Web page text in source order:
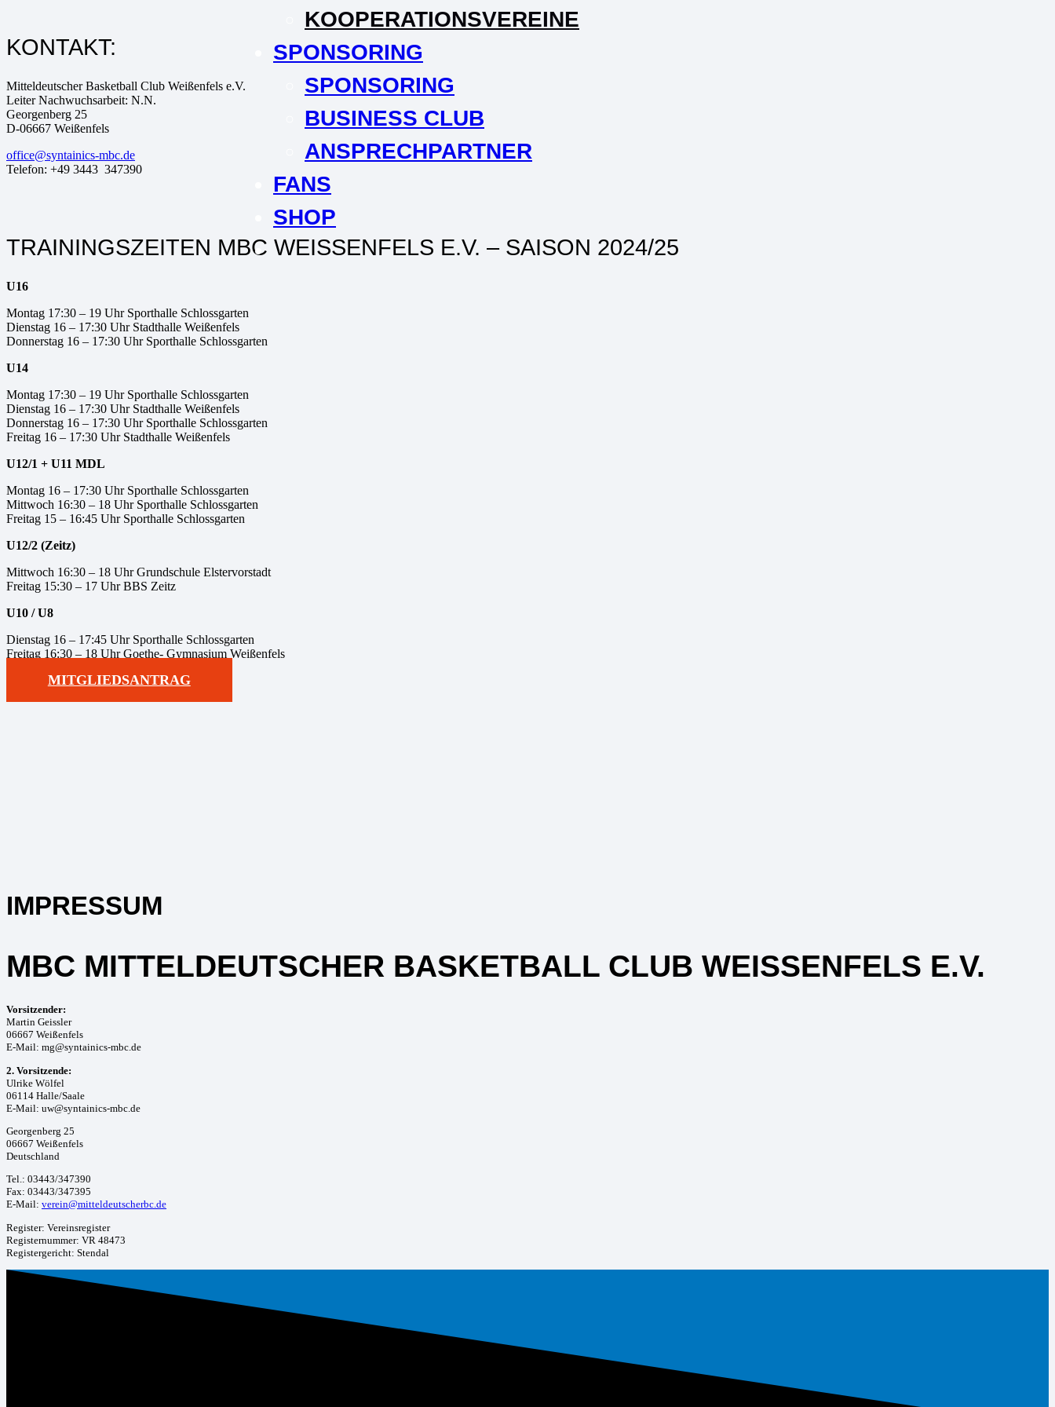
KOOPERATIONSVEREINE
SPONSORING
SPONSORING
BUSINESS CLUB
ANSPRECHPARTNER
FANS
SHOP
KONTAKT:
Mitteldeutscher Basketball Club Weißenfels e.V.
Leiter Nachwuchsarbeit: N.N.
Georgenberg 25
D-06667 Weißenfels
office@syntainics-mbc.de
Telefon: +49 3443 347390
TRAININGSZEITEN MBC WEISSENFELS E.V. – SAISON 2024/25
U16
Montag 17:30 – 19 Uhr Sporthalle Schlossgarten
Dienstag 16 – 17:30 Uhr Stadthalle Weißenfels
Donnerstag 16 – 17:30 Uhr Sporthalle Schlossgarten
U14
Montag 17:30 – 19 Uhr Sporthalle Schlossgarten
Dienstag 16 – 17:30 Uhr Stadthalle Weißenfels
Donnerstag 16 – 17:30 Uhr Sporthalle Schlossgarten
Freitag 16 – 17:30 Uhr Stadthalle Weißenfels
U12/1 + U11 MDL
Montag 16 – 17:30 Uhr Sporthalle Schlossgarten
Mittwoch 16:30 – 18 Uhr Sporthalle Schlossgarten
Freitag 15 – 16:45 Uhr Sporthalle Schlossgarten
U12/2 (Zeitz)
Mittwoch 16:30 – 18 Uhr Grundschule Elstervorstadt
Freitag 15:30 – 17 Uhr BBS Zeitz
U10 / U8
Dienstag 16 – 17:45 Uhr Sporthalle Schlossgarten
Freitag 16:30 – 18 Uhr Goethe- Gymnasium Weißenfels
MITGLIEDSANTRAG
IMPRESSUM
MBC MITTELDEUTSCHER BASKETBALL CLUB WEISSENFELS E.V.
Vorsitzender:
Martin Geissler
06667 Weißenfels
E-Mail: mg@syntainics-mbc.de
2. Vorsitzende:
Ulrike Wölfel
06114 Halle/Saale
E-Mail: uw@syntainics-mbc.de
Georgenberg 25
06667 Weißenfels
Deutschland
Tel.: 03443/347390
Fax: 03443/347395
E-Mail: verein@mitteldeutscherbc.de
Register: Vereinsregister
Registernummer: VR 48473
Registergericht: Stendal